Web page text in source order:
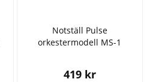
Notställ Pulse
orkestermodell MS-1
419 kr